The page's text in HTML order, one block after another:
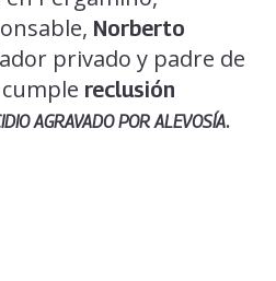
Norberto
privado y padre de
reclusión
AGRAVADO POR ALEVOSÍA.